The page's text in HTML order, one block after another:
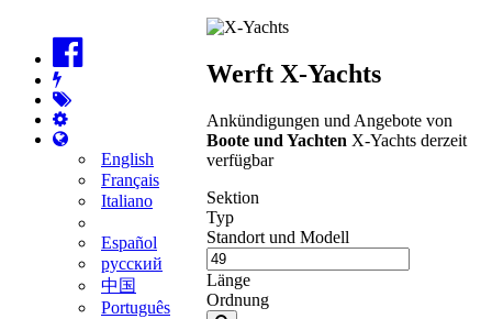
English
Français
Italiano
Español
русский
中国
Português
Werft X-Yachts
Ankündigungen und Angebote von
Boote und Yachten X-Yachts derzeit
verfügbar
Sektion
Typ
Standort und Modell
Länge
Ordnung